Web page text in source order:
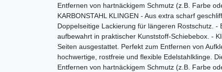
Entfernen von hartnäckigem Schmutz (z.B. Farbe
KARBONSTAHL KLINGEN - Aus extra scharf
Doppelseitige Lackierung für längeren Rostschutz.
aufbewahrt in praktischer Kunststoff-Schiebebox. -
Seiten ausgestattet. Perfekt zum Entfernen von
hochwertige, rostfreie und flexible Edelstahlklinge.
Entfernen von hartnäckigem Schmutz (z.B. Farbe